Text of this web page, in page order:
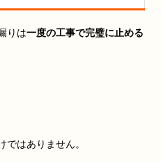
りは一度の工事で完璧に止める
はありません。